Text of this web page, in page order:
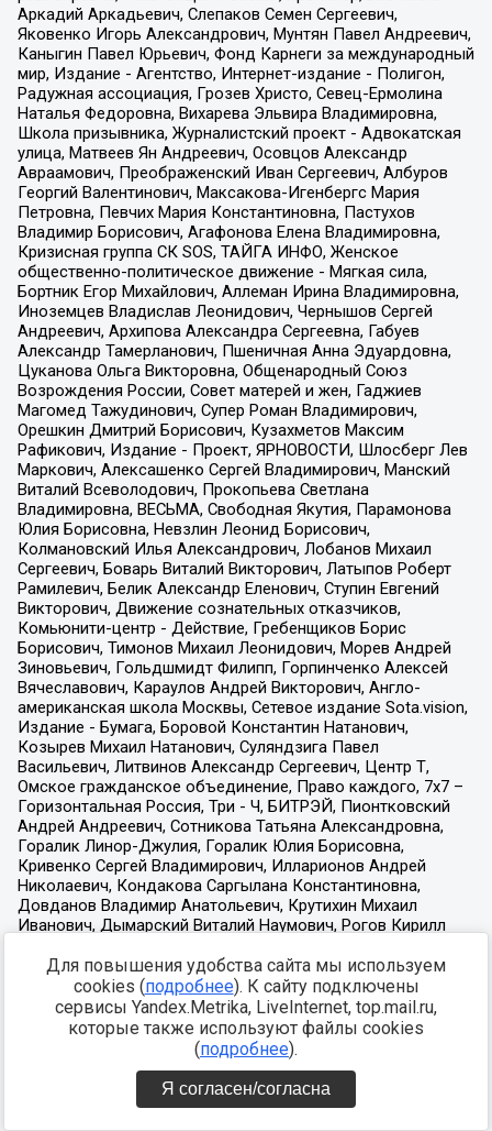
Для повышения удобства сайта мы используем
cookies (подробнее). К сайту подключены
сервисы Yandex.Metrika, LiveInternet, top.mail.ru,
которые также используют файлы cookies
(подробнее).
Я согласен/согласна